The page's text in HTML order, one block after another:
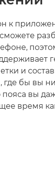
к
и
где бы вы
пояса вы
время